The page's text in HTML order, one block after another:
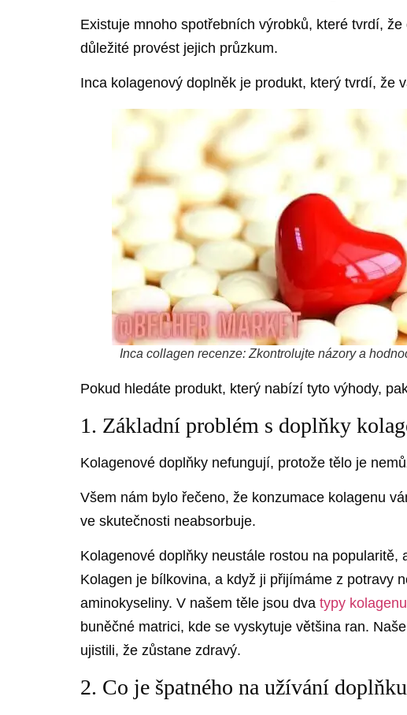
Existuje mnoho spotřebních výrobků, které tvrdí,
důležité provést jejich průzkum.
Inca kolagenový doplněk je produkt, který tvrdí, že
Inca collagen recenze: Zkontrolujte názory a
Pokud hledáte produkt, který nabízí tyto výhody,
1. Základní problém s doplňky
Kolagenové doplňky nefungují, protože tělo je
Všem nám bylo řečeno, že konzumace kolagenu
ve skutečnosti neabsorbuje.
Kolagenové doplňky neustále rostou na
Kolagen je bílkovina, a když ji přijímáme z potravy
aminokyseliny. V našem těle jsou dva typy kolagenu
buněčné matrici, kde se vyskytuje většina ran.
ujistili, že zůstane zdravý.
2. Co je špatného na užívání